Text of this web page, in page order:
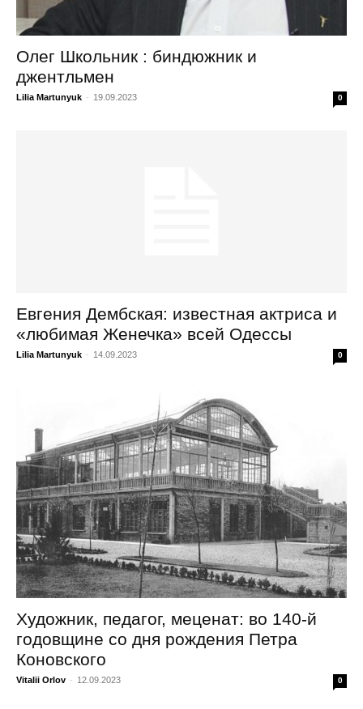
Олег Школьник : биндюжник и
джентльмен
Lilia Martunyuk - 19.09.2023 0
Евгения Дембская: известная актриса и
«любимая Женечка» всей Одессы
Lilia Martunyuk - 14.09.2023 0
Художник, педагог, меценат: во 140-й
годовщине со дня рождения Петра
Коновского
Vitalii Orlov - 12.09.2023 0